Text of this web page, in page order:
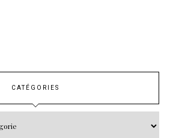
CATÉGORIES